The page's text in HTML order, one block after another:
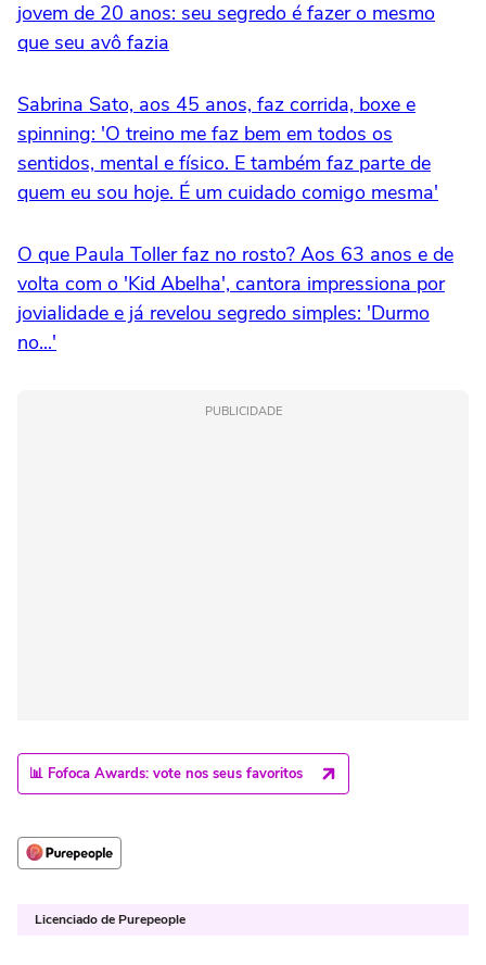
jovem de 20 anos: seu segredo é fazer o mesmo
que seu avô fazia
Sabrina Sato, aos 45 anos, faz corrida, boxe e
spinning: 'O treino me faz bem em todos os
sentidos, mental e físico. E também faz parte de
quem eu sou hoje. É um cuidado comigo mesma'
O que Paula Toller faz no rosto? Aos 63 anos e de
volta com o 'Kid Abelha', cantora impressiona por
jovialidade e já revelou segredo simples: 'Durmo
no...'
PUBLICIDADE
📊 Fofoca Awards: vote nos seus favoritos
Licenciado de Purepeople